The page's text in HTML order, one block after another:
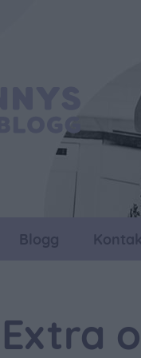
Blogg
Extra